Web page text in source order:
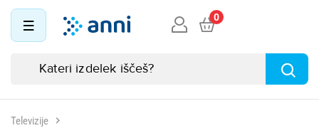
0
Televizije